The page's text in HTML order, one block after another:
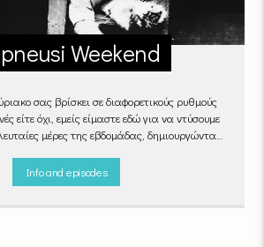
Weekend
σας βρίσκει σε διαφορετικούς ρυθμούς
είτε όχι, εμείς είμαστε εδώ για να ντύσουμε
μέρες της εβδομάδας, δημιουργώντας
Info and episodes